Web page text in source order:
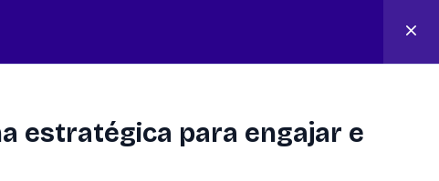
estratégica para engajar e